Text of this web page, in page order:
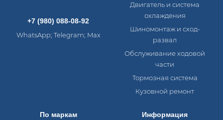
+7 (980) 088-08-92
WhatsApp; Telegram; Max
Двигатель и система
охлаждения
Шиномонтаж и сход-
развал
Обслуживание ходовой
части
Тормозная система
Кузовной ремонт
По маркам
Информация